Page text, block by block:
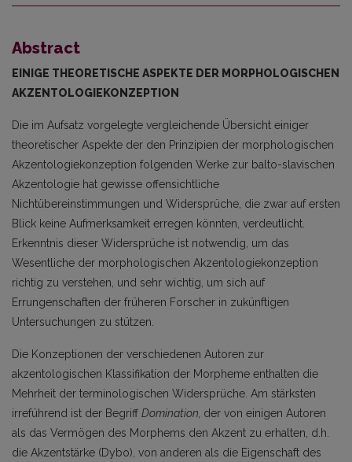
Abstract
EINIGE THEORETISCHE ASPEKTE DER MORPHOLOGISCHEN
AKZENTOLOGIEKONZEPTION
Die im Aufsatz vorgelegte vergleichende Übersicht einiger
theoretischer Aspekte der den Prinzipien der morphologischen
Akzentologiekonzeption folgenden Werke zur balto-slavischen
Akzentologie hat gewisse offensichtliche
Nichtübereinstimmungen und Widersprüche, die zwar auf ersten
Blick keine Aufmerksamkeit erregen könnten, verdeutlicht.
Erkenntnis dieser Widersprüche ist notwendig, um das
Wesentliche der morphologischen Akzentologiekonzeption
richtig zu verstehen, und sehr wichtig, um sich auf
Errungenschaften der früheren Forscher in zukünftigen
Untersuchungen zu stützen.
Die Konzeptionen der verschiedenen Autoren zur
akzentologischen Klassifikation der Morpheme enthalten die
Mehrheit der terminologischen Widersprüche. Am stärksten
irreführend ist der Begriff Domination, der von einigen Autoren
als das Vermögen des Morphems den Akzent zu erhalten, d.h.
die Akzentstärke (Dybo), von anderen als die Eigenschaft des